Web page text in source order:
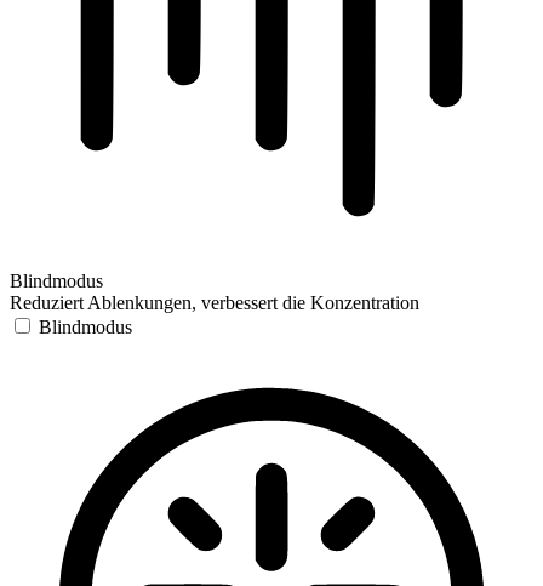
Blindmodus
Reduziert Ablenkungen, verbessert die Konzentration
Blindmodus